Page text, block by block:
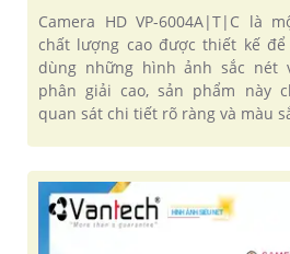
Camera HD VP-6004A|T|C là
chất lượng cao được thiết kế
dùng những hình ảnh sắc nét
phân giải cao, sản phẩm này
quan sát chi tiết rõ ràng và màu